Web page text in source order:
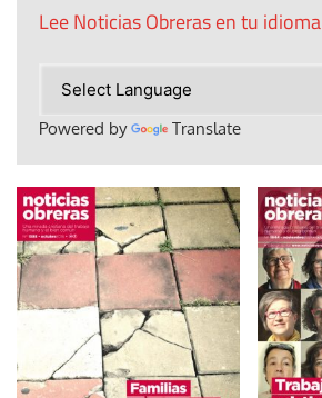
Lee Noticias Obreras en tu idioma
Powered by Translate